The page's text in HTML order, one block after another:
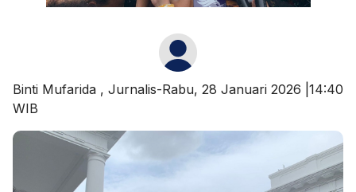
Binti Mufarida , Jurnalis-Rabu, 28 Januari 2026 |14:40
WIB